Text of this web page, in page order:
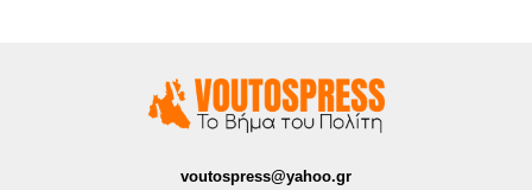
voutospress@yahoo.gr